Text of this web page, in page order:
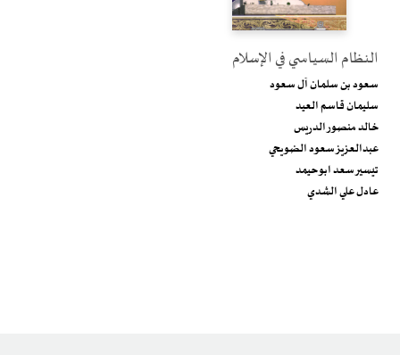
النظام السياسي في الإسلام
سعود بن سلمان آل سعود
سليمان قاسم العيد
خالد منصور الدريس
عبدالعزيز سعود الضويحي
تيسير سعد ابو حيمد
عادل علي الشدي